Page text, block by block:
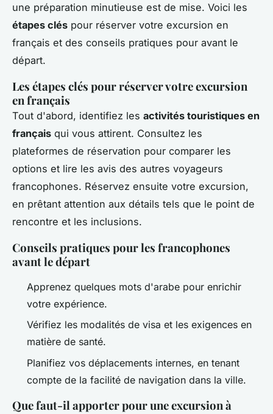
une préparation minutieuse est de mise. Voici les
étapes clés pour réserver votre excursion en
français et des conseils pratiques pour avant le
départ.
Les étapes clés pour réserver votre excursion
en français
Tout d'abord, identifiez les activités touristiques en
français qui vous attirent. Consultez les
plateformes de réservation pour comparer les
options et lire les avis des autres voyageurs
francophones. Réservez ensuite votre excursion,
en prêtant attention aux détails tels que le point de
rencontre et les inclusions.
Conseils pratiques pour les francophones
avant le départ
Apprenez quelques mots d'arabe pour enrichir
votre expérience.
Vérifiez les modalités de visa et les exigences en
matière de santé.
Planifiez vos déplacements internes, en tenant
compte de la facilité de navigation dans la ville.
Que faut-il apporter pour une excursion à